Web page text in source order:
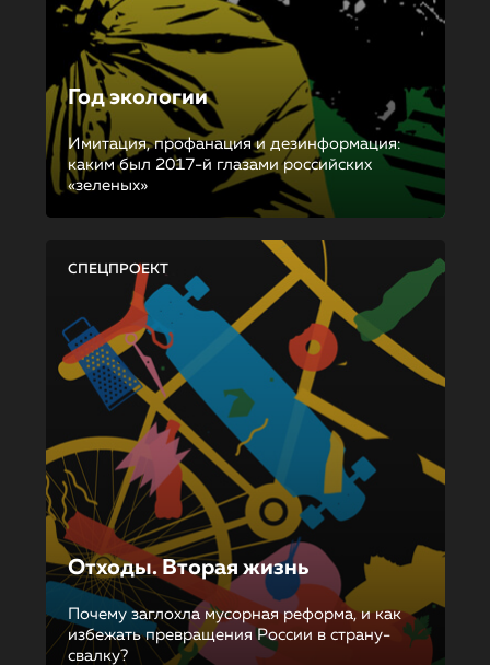
Год экологии
Имитация, профанация и дезинформация:
каким был 2017-й глазами российских
«зеленых»
СПЕЦПРОЕКТ
Отходы. Вторая жизнь
Почему заглохла мусорная реформа, и как
избежать превращения России в страну-
свалку?